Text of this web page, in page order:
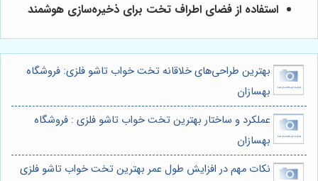
استفاده از فضای اطراف تخت برای ذخیره‌سازی هوشمند
بهترین طراحی‌های خلاقانه تخت خواب تاشو فلزی: فروشگاه
بهسازان
عملکرد و ساختار بهترین تخت خواب تاشو فلزی : فروشگاه
بهسازان
نکات مهم در افزایش طول عمر بهترین تخت خواب تاشو فلزی